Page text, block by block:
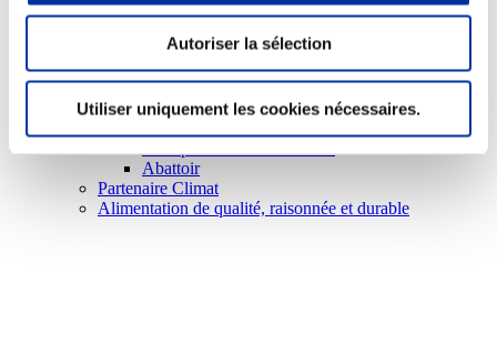
Autoriser la sélection
Utiliser uniquement les cookies nécessaires.
Abattoir
Partenaire Climat
Alimentation de qualité, raisonnée et durable